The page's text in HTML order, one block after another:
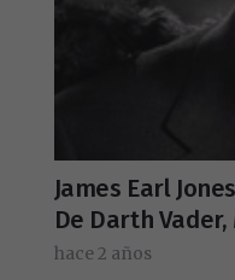
James Earl
De Darth Vader,
hace 2 años